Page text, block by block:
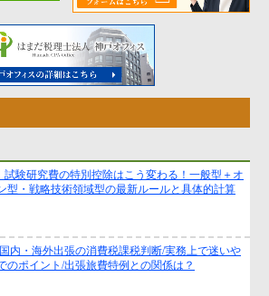
試験研究費の特別控除はこう変わる！一般型＋オ
型・戦略技術領域型の最新ルールと具体的計算
内・海外出張の消費税課税判断/実務上で迷いや
のポイント/出張旅費特例との関係は？